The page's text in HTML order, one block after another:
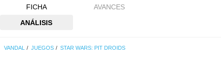
FICHA
AVANCES
ANÁLISIS
VANDAL JUEGOS STAR WARS: PIT DROIDS